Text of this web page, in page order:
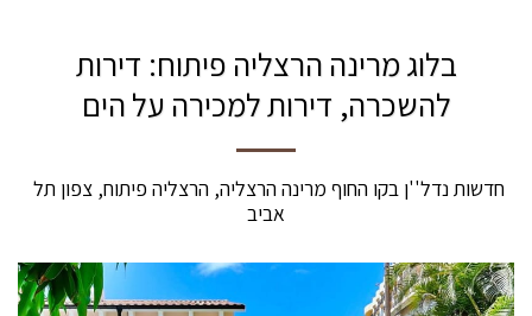
בלוג מרינה הרצליה פיתוח: דירות
להשכרה, דירות למכירה על הים
חדשות נדל''ן בקו החוף מרינה הרצליה, הרצליה פיתוח, צפון תל
אביב